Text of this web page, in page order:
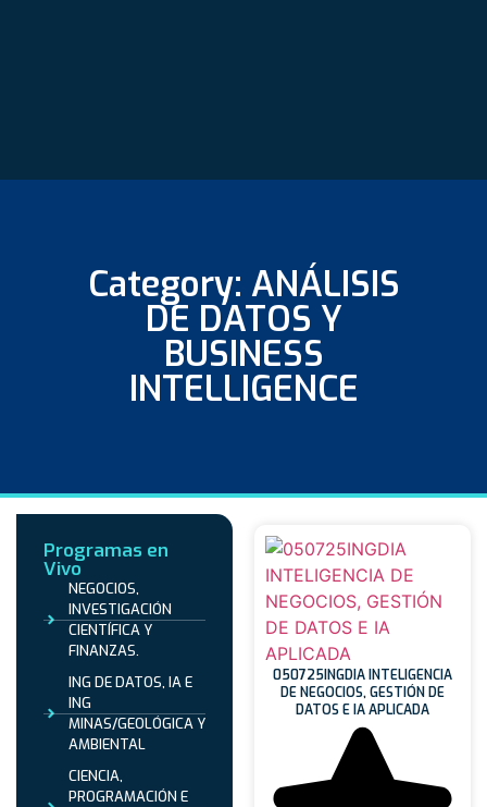
Category: ANÁLISIS
DE DATOS Y
BUSINESS
INTELLIGENCE
Programas en
Vivo
NEGOCIOS,
INVESTIGACIÓN
CIENTÍFICA Y
FINANZAS.
ING DE DATOS, IA E
ING
MINAS/GEOLÓGICA Y
AMBIENTAL
CIENCIA,
PROGRAMACIÓN E
050725INGDIA INTELIGENCIA
DE NEGOCIOS, GESTIÓN DE
DATOS E IA APLICADA